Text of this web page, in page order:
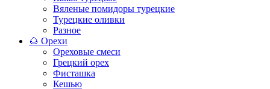
Вяленые помидоры турецкие
Турецкие оливки
Разное
🌰 Орехи
Ореховые смеси
Грецкий орех
Фисташка
Кешью